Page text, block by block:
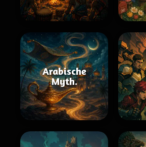
Arabische
Myth.